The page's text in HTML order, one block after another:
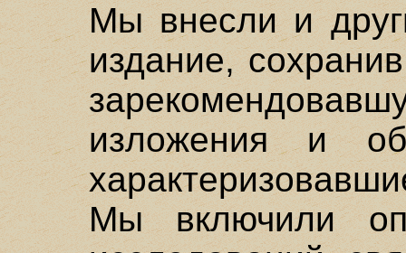
Мы внесли и
издание,
изложения и
Мы включили